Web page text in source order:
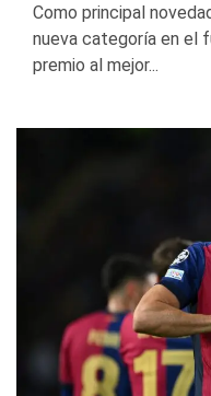
Como principal
nueva categoría en el
premio al mejor...